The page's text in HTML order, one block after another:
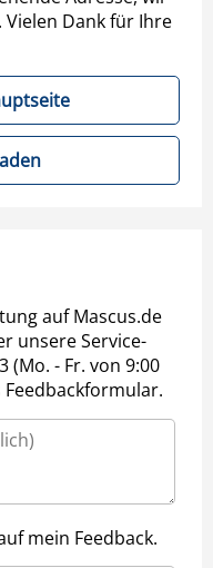
Dank für Ihre
auf Mascus.de
unsere Service-
(Mo. - Fr. von 9:00
mein Feedback.